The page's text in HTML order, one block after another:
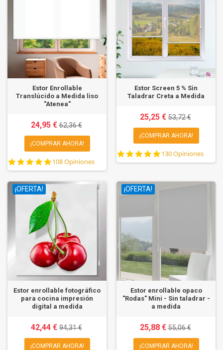
Estor Enrollable
Translúcido a Medida liso
"Atenea"
24,95 €62,36 €
¡COMPRAR AHORA!
4.8
star
108 Opiniones
Estor Screen 5 % Sin
Taladrar Creta a Medida
25,25 €53,72 €
¡COMPRAR AHORA!
4.8
star
130 Opiniones
¡OFERTA!
Estor enrollable fotográfico
para cocina impresión
digital a medida
42,44 €94,31 €
¡COMPRAR AHORA!
¡OFERTA!
Estor enrollable opaco
"Rodas" Mini - Sin taladrar -
a medida
25,88 €55,06 €
¡COMPRAR AHORA!